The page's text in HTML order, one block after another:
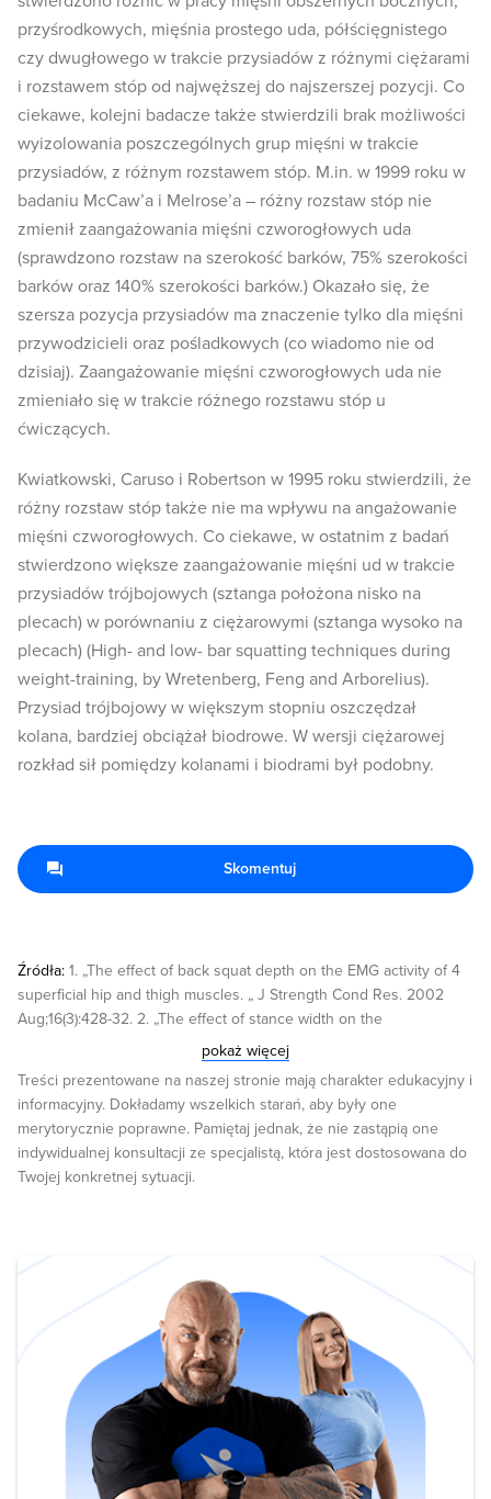
przyśrodkowych, mięśnia prostego uda, półścięgnistego
czy dwugłowego w trakcie przysiadów z różnymi ciężarami
i rozstawem stóp od najwęższej do najszerszej pozycji. Co
ciekawe, kolejni badacze także stwierdzili brak możliwości
wyizolowania poszczególnych grup mięśni w trakcie
przysiadów, z różnym rozstawem stóp. M.in. w 1999 roku w
badaniu McCaw’a i Melrose’a – różny rozstaw stóp nie
zmienił zaangażowania mięśni czworogłowych uda
(sprawdzono rozstaw na szerokość barków, 75% szerokości
barków oraz 140% szerokości barków.) Okazało się, że
szersza pozycja przysiadów ma znaczenie tylko dla mięśni
przywodzicieli oraz pośladkowych (co wiadomo nie od
dzisiaj). Zaangażowanie mięśni czworogłowych uda nie
zmieniało się w trakcie różnego rozstawu stóp u
ćwiczących.
Kwiatkowski, Caruso i Robertson w 1995 roku stwierdzili, że
różny rozstaw stóp także nie ma wpływu na angażowanie
mięśni czworogłowych. Co ciekawe, w ostatnim z badań
stwierdzono większe zaangażowanie mięśni ud w trakcie
przysiadów trójbojowych (sztanga położona nisko na
plecach) w porównaniu z ciężarowymi (sztanga wysoko na
plecach) (High- and low- bar squatting techniques during
weight-training, by Wretenberg, Feng and Arborelius).
Przysiad trójbojowy w większym stopniu oszczędzał
kolana, bardziej obciążał biodrowe. W wersji ciężarowej
rozkład sił pomiędzy kolanami i biodrami był podobny.
Źródła: 1. „The effect of back squat depth on the EMG activity of 4
superficial hip and thigh muscles. „ J Strength Cond Res. 2002
Aug;16(3):428-32. 2. „The effect of stance width on the
electromyographical activity of eight superficial thigh muscles
during back squat with different bar loads.” J Strength Cond Res.
2009 Jan;23(1):246-50. 3. „Stance width and bar load effects on leg
muscle activity during the parallel squat”, McCaw and Melrose,
Medicine and Science in Sports and Exercise, 1999
http://www.ncbi.nlm.nih.gov/pubmed/10188748 4. „Effect of foot
position on the electromyographical activity of the superficial
techniques during weight-training” Wretenberg, Feng and
Arborelius, Medicine and Science in Sports and Exercise, 1996 6.
http://www.sfd.pl/Jak_zbudowa%C4%87_silne_nogi_i_zdrowe_kolana-
t757125.html 7.
http://www.thegaragegymonline.com/2012/02/14/reading-research-
the-effect-of-back-squat-depth-on-the-emg-activity-of-4-superficial-
hip-and-thigh-muscles/
pokaż więcej
Treści prezentowane na naszej stronie mają charakter edukacyjny i
informacyjny. Dokładamy wszelkich starań, aby były one
merytorycznie poprawne. Pamiętaj jednak, że nie zastąpią one
indywidualnej konsultacji ze specjalistą, która jest dostosowana do
Twojej konkretnej sytuacji.
Skomentuj